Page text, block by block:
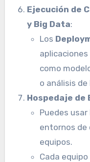
Ejecución de
y Big Data:
Los
como
o análisis
Hospedaje de
Puedes usar
entornos de
equipos.
Cada